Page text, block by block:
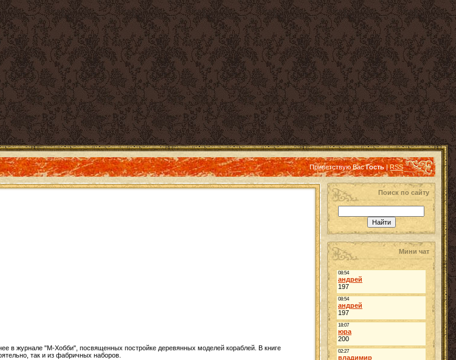
Приветствую Вас Гость |RSS
в журнале "М-Хобби", посвященных постройке деревянных моделей кораблей. В книге
так и из фабричных наборов.
Поиск по сайту
Мини чат